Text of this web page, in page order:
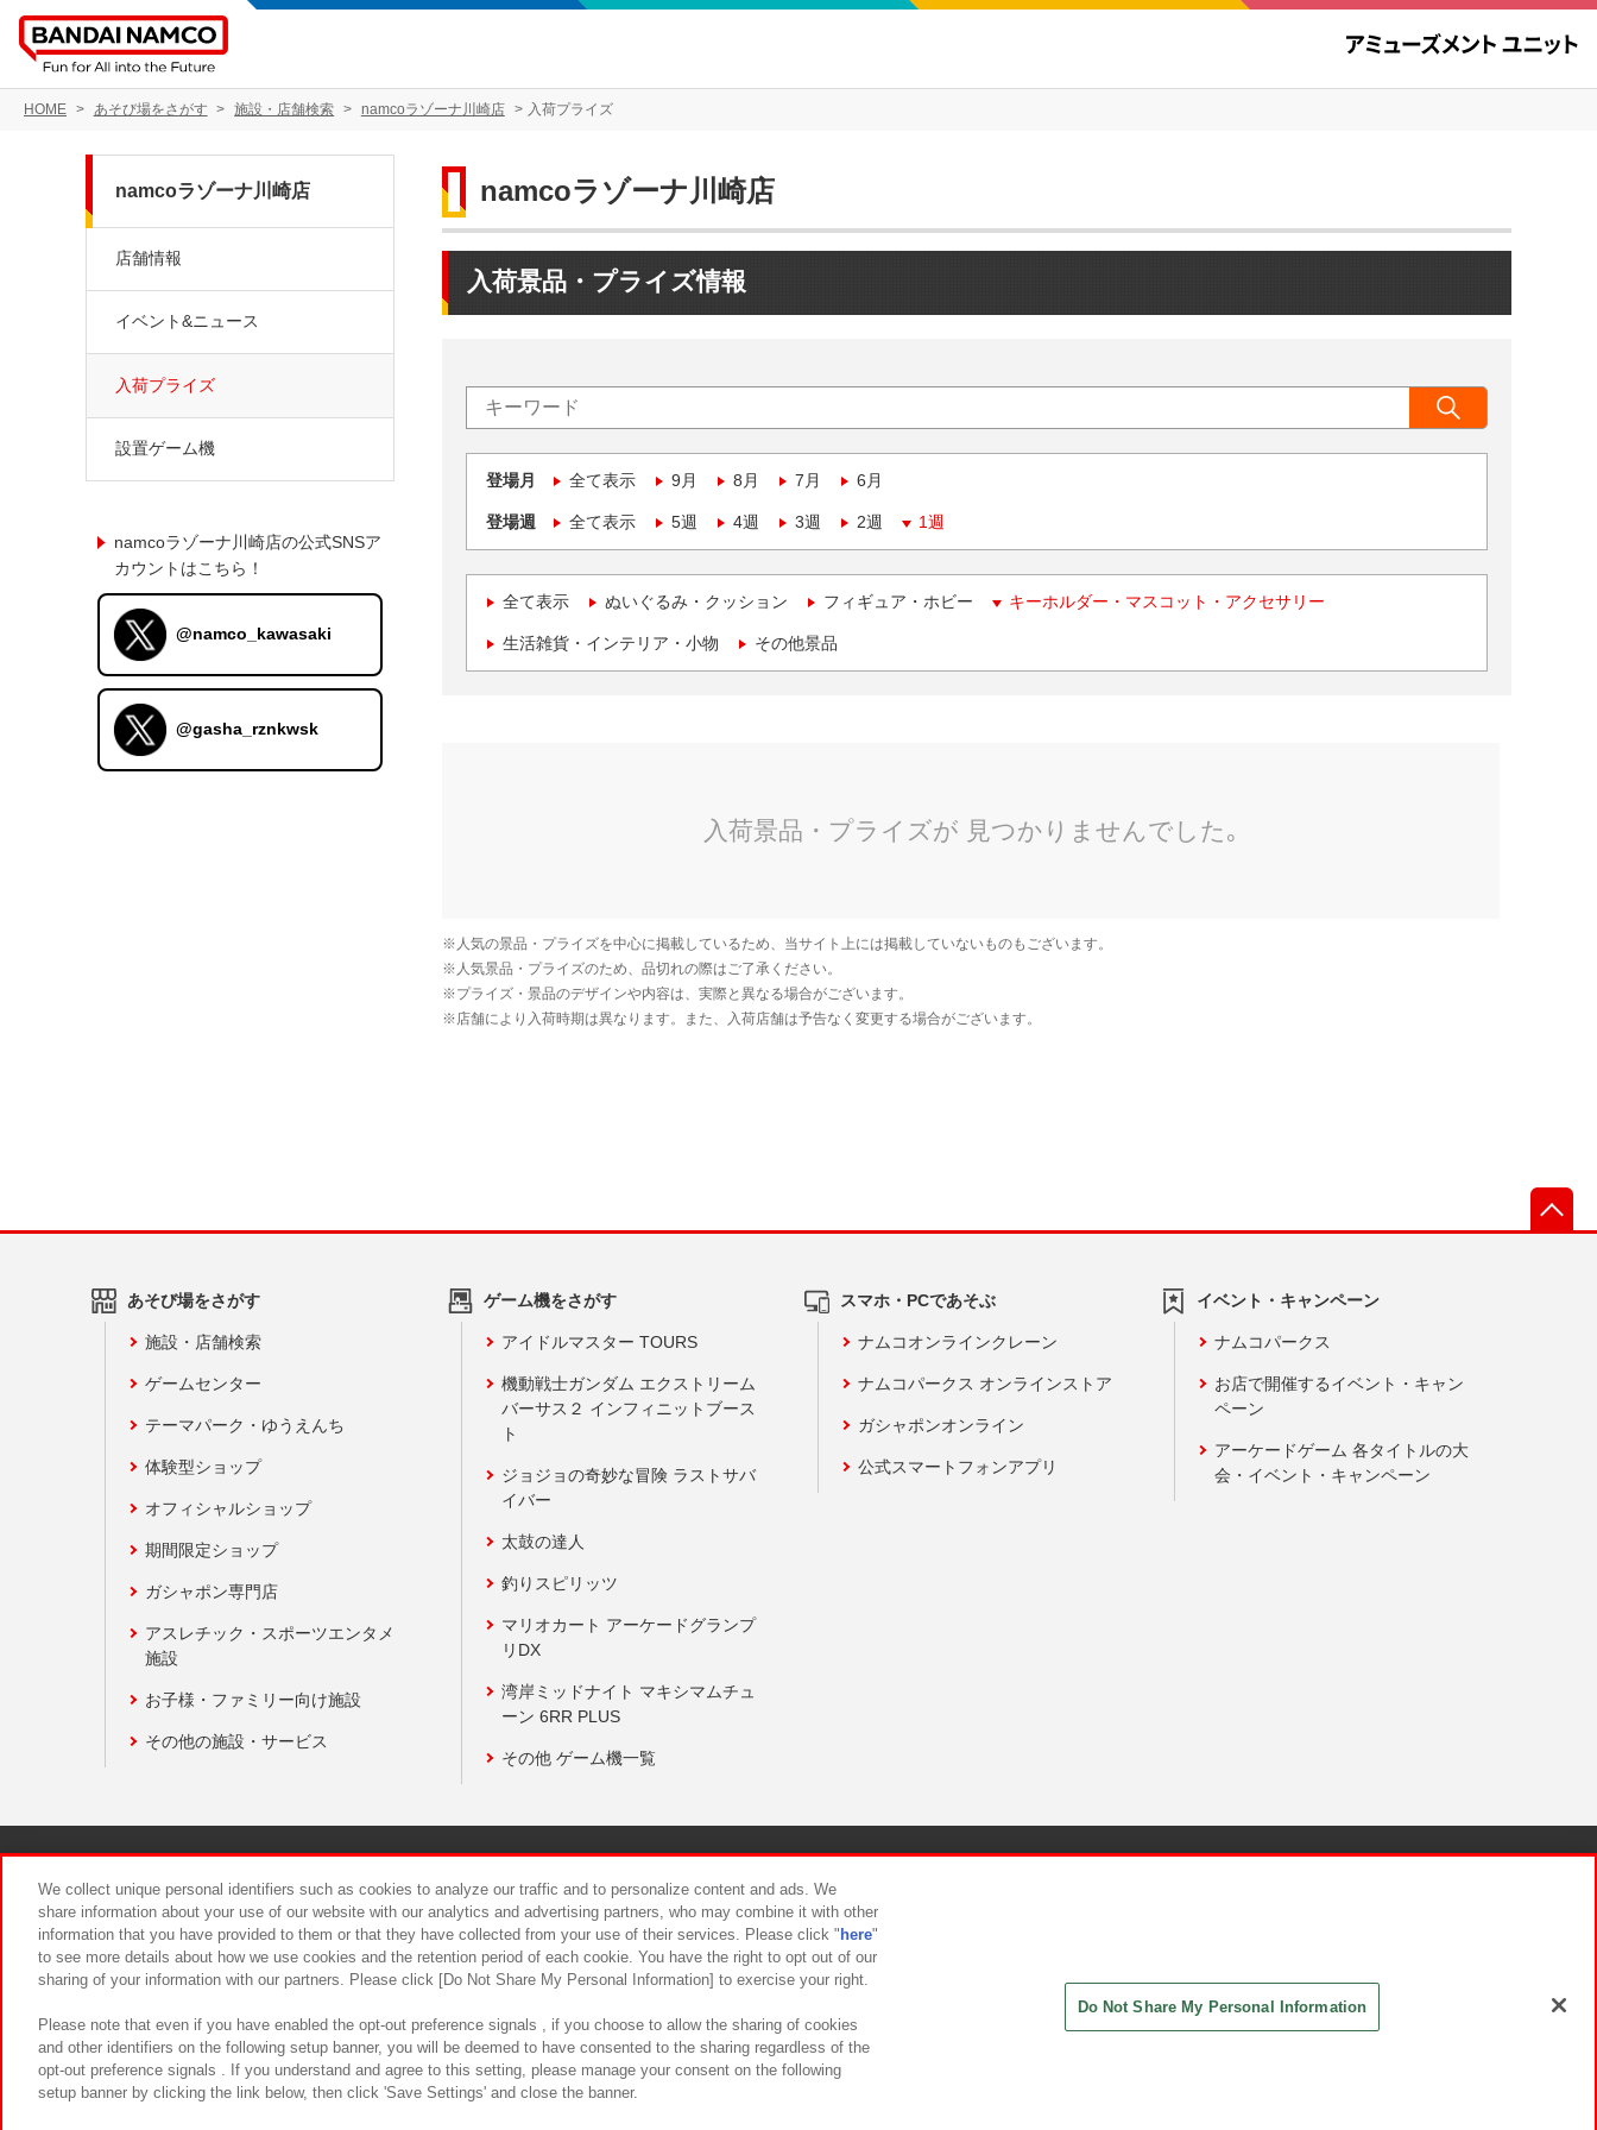
HOME あそび場をさがす 施設・店舗検索 namcoラゾーナ川崎店 入荷プライズ
namcoラゾーナ川崎店
入荷景品・プライズ情報
登場月 全て表示 9月 8月 7月 6月
登場週 全て表示 5週 4週 3週 2週 1週
全て表示 ぬいぐるみ・クッション フィギュア・ホビー キーホルダー・マスコット・アクセサリー
生活雑貨・インテリア・小物 その他景品
namcoラゾーナ川崎店
店舗情報
イベント&ニュース
入荷プライズ
設置ゲーム機
namcoラゾーナ川崎店の公式SNSア
カウントはこちら！
@namco_kawasaki
@gasha_rznkwsk
あそび場をさがす
施設・店舗検索
ゲームセンター
テーマパーク・ゆうえんち
体験型ショップ
オフィシャルショップ
期間限定ショップ
ガシャポン専門店
アスレチック・スポーツエンタメ
施設
お子様・ファミリー向け施設
その他の施設・サービス
ゲーム機をさがす
アイドルマスター TOURS
機動戦士ガンダム エクストリーム
バーサス２ インフィニットブース
ト
ジョジョの奇妙な冒険 ラストサバ
イバー
太鼓の達人
釣りスピリッツ
マリオカート アーケードグランプ
リDX
湾岸ミッドナイト マキシマムチュ
ーン 6RR PLUS
その他 ゲーム機一覧
スマホ・PCであそぶ
ナムコオンラインクレーン
ナムコパークス オンラインストア
ガシャポンオンライン
公式スマートフォンアプリ
イベント・キャンペーン
ナムコパークス
お店で開催するイベント・キャン
ペーン
アーケードゲーム 各タイトルの大
会・イベント・キャンペーン
食品のご提供について カスタマーハラスメント対応方針
We collect unique personal identifiers such as cookies to analyze our traffic and to personalize content and ads. We
share information about your use of our website with our analytics and advertising partners, who may combine it with other
information that you have provided to them or that they have collected from your use of their services. Please click " here"
to see more details about how we use cookies and the retention period of each cookie. You have the right to opt out of our
sharing of your information with our partners. Please click [Do Not Share My Personal Information] to exercise your right.
Please note that even if you have enabled the opt-out preference signals , if you choose to allow the sharing of cookies
and other identifiers on the following setup banner, you will be deemed to have consented to the sharing regardless of the
opt-out preference signals . If you understand and agree to this setting, please manage your consent on the following
setup banner by clicking the link below, then click 'Save Settings' and close the banner.
Do Not Share My Personal Information